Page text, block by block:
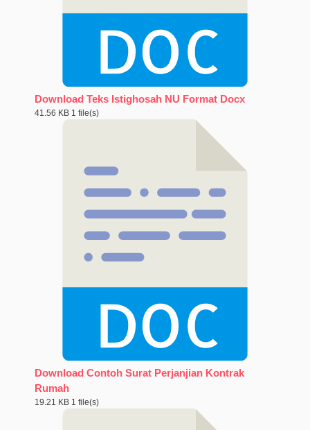
Download Teks Istighosah NU Format Docx
41.56 KB 1 file(s)
Download Contoh Surat Perjanjian Kontrak
Rumah
19.21 KB 1 file(s)